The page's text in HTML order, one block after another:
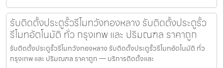
รับติดตั้งประตูรั้วรีโมทวังทองหลาง รับติดตั้งประตูรั้ว
รีโมทอัตโนมัติ ทั่ว กรุงเทพ และ ปริมณฑล ราคาถูก
รับติดตั้งประตูรั้วรีโมทวังทองหลาง รับติดตั้งประตูรั้วรีโมทอัตโนมัติ ทั่ว
กรุงเทพ และ ปริมณฑล ราคาถูก — บริการติดตั้งและ